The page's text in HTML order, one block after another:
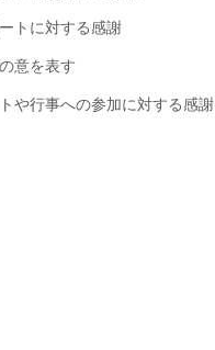
トに対する感謝
意を表す
や行事への参加に対する感謝